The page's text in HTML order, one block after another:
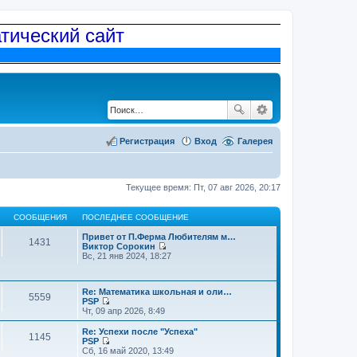
сайт
Галерея
Вход
Регистрация
Текущее время: Пт, 07 авг 2026, 20:17
СООБЩЕНИЯ ПОСЛЕДНЕЕ СООБЩЕНИЕ
1431
Привет от П.Ферма Любителям м…
Виктор Сорокин
П
е
й
к
п
с
Вс, 21 янв 2024, 18:27
5559
Re: Математика школьная и оли…
PSP
П
е
р
е
й
Чт, 09 апр 2026, 8:49
1145
Re: Успехи после "Успеха"
PSP
П
Сб, 16 май 2020, 13:49